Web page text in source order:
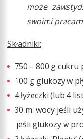
może
swoimi
Składniki:
750 – 800 g
100 g glukozy w
4 łyżeczki (lub 4
30 ml wody jeśli
jeśli glukozy w